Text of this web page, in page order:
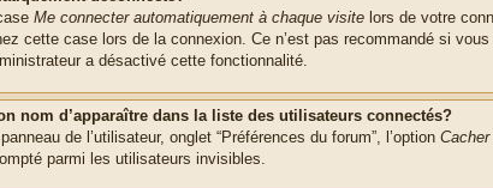
Me connecter automatiquement à chaque visite lors de votre
cette case lors de la connexion. Ce n’est pas recommandé si
a désactivé cette fonctionnalité.
nom d’apparaître dans la liste des utilisateurs connectés?
de l’utilisateur, onglet “Préférences du forum”, l’option
parmi les utilisateurs invisibles.